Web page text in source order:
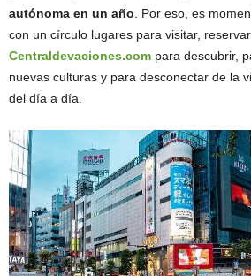
autónoma en un año . Por eso, es
con un círculo lugares para visitar,
Centraldevaciones.com para descubrir,
nuevas culturas y para desconectar de la
del día a día.